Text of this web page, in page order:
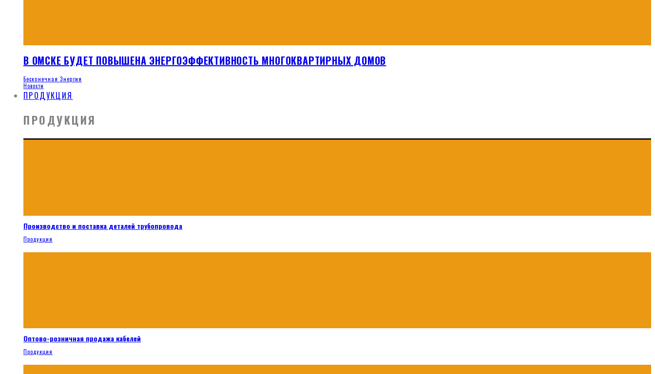
В ОМСКЕ БУДЕТ ПОВЫШЕНА ЭНЕРГОЭФФЕКТИВНОСТЬ МНОГОКВАРТИРНЫХ ДОМОВ
Бесконечная Энергия
Новости
ПРОДУКЦИЯ
ПРОДУКЦИЯ
Производство и поставка деталей трубопровода
Продукция
Оптово-розничная продажа кабелей
Продукция